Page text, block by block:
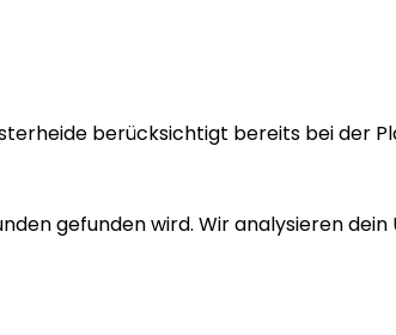
berücksichtigt bereits bei der
gefunden wird. Wir analysieren